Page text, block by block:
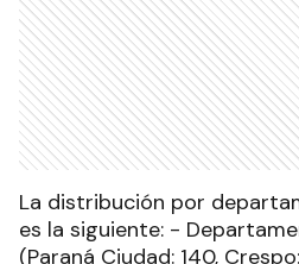
La distribución por
es la siguiente: -
(Paraná Ciudad: 140,